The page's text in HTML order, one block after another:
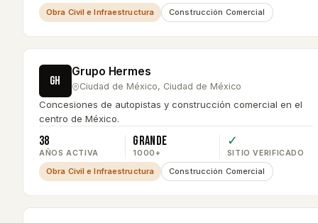
Obra Civil e Infraestructura Construcción Comercial
GH
Grupo Hermes
Ciudad de México, Ciudad de México
Concesiones de autopistas y construcción comercial en el
centro de México.
38
AÑOS ACTIVA
Grande
1000+
✓
SITIO VERIFICADO
Obra Civil e Infraestructura Construcción Comercial